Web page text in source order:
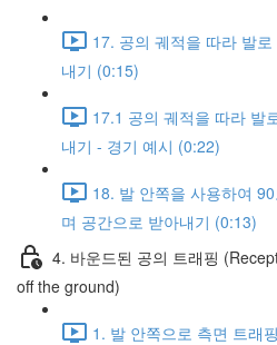
17. 공의 궤적을 따라 발
내기 (0:15)
17.1 공의 궤적을 따라 발
내기 - 경기 예시 (0:22)
18. 발 안쪽을 사용하여
며 공간으로 받아내기 (0:13)
4. 바운드된 공의 트래핑
off the ground)
1. 발 안쪽으로 측면 트래